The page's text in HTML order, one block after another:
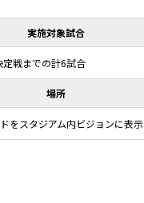
実施対象試合
戦までの計6試合
場所
をスタジアム内ビジョンに表示